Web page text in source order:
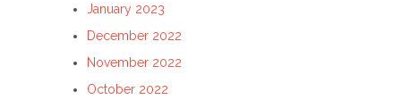
January 2023
December 2022
November 2022
October 2022